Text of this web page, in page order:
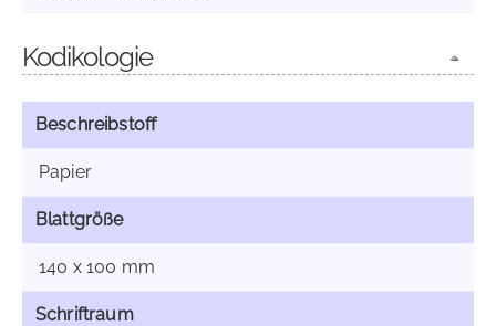
Kodikologie
Beschreibstoff
Papier
Blattgröße
140 x 100 mm
Schriftraum